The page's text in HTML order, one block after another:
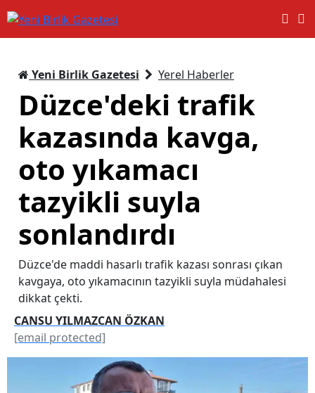
Yeni Birlik Gazetesi Yerel Haberler
Düzce'deki trafik
kazasında kavga,
oto yıkamacı
tazyikli suyla
sonlandırdı
Düzce'de maddi hasarlı trafik kazası sonrası çıkan
kavgaya, oto yıkamacının tazyikli suyla müdahalesi
dikkat çekti.
CANSU YILMAZCAN ÖZKAN
[email protected]